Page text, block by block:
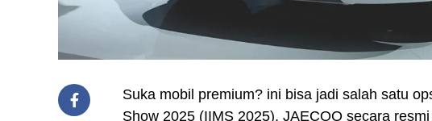
Suka mobil premium? ini bisa jadi salah satu
Show 2025 (IIMS 2025), JAECOO secara